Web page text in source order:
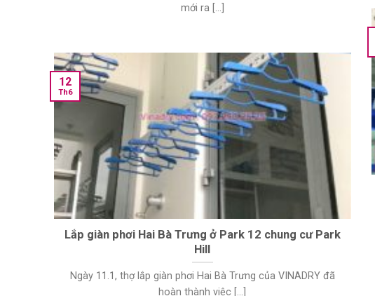
mới ra [...]
Lắp giàn phơi Hai Bà Trưng ở Park 12 chung cư Park
Hill
Ngày 11.1, thợ lắp giàn phơi Hai Bà Trưng của VINADRY đã
hoàn thành việc [...]
12
Th6